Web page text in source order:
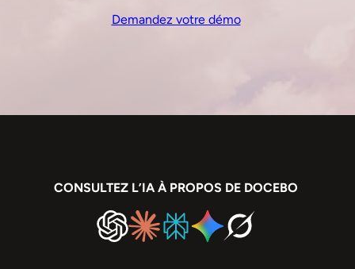
Demandez votre démo
CONSULTEZ L’IA À PROPOS DE DOCEBO